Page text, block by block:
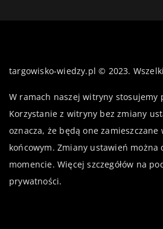
targowisko-wiedzy.pl © 2023.
W ramach naszej witryny stosujemy
Korzystanie z witryny bez zmiany
oznacza, że będą one
końcowym. Zmiany ustawień można
momencie. Więcej szczegółów na
prywatności.